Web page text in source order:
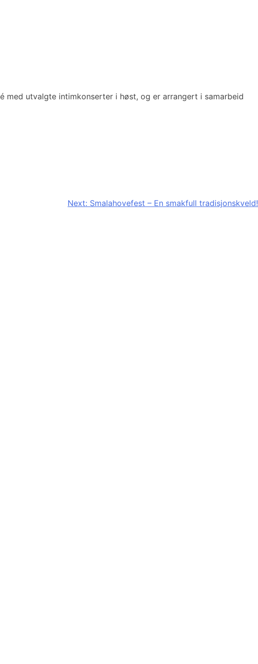
med utvalgte intimkonserter i høst, og er arrangert i samarbeid
Next: Smalahovefest – En smakfull tradisjonskveld!